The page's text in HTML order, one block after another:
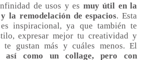
de usos y es muy útil en la
la remodelación de espacios. Esta
inspiracional, ya que también te
expresar mejor tu creatividad y
te gustan más y cuáles menos. El
así como un collage, pero con